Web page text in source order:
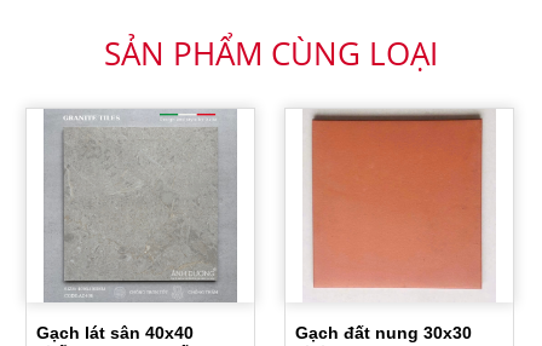
SẢN PHẨM CÙNG LOẠI
Gạch lát sân 40x40
Gạch đất nung 30x30